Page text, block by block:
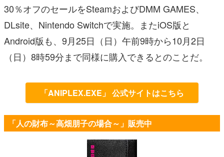
30％オフのセールをSteamおよびDMM GAMES、
DLsite、Nintendo Switchで実施。またiOS版と
Android版も、9月25日（日）午前9時から10月2日
（日）8時59分まで同様に購入できるとのことだ。
「ANIPLEX.EXE」 公式サイトはこちら
「人の財布～高畑朋子の場合～」販売中